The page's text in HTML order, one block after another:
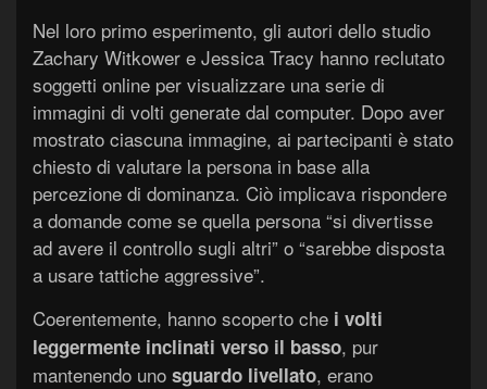
Nel loro primo esperimento, gli autori dello studio
Zachary Witkower e Jessica Tracy hanno reclutato
soggetti online per visualizzare una serie di
immagini di volti generate dal computer. Dopo aver
mostrato ciascuna immagine, ai partecipanti è stato
chiesto di valutare la persona in base alla
percezione di dominanza. Ciò implicava rispondere
a domande come se quella persona “si divertisse
ad avere il controllo sugli altri” o “sarebbe disposta
a usare tattiche aggressive”.
Coerentemente, hanno scoperto che i volti
leggermente inclinati verso il basso, pur
mantenendo uno sguardo livellato, erano